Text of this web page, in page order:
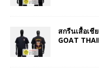
สกรีนเสื้อเชี
GOAT